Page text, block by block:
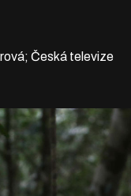
Česká televize